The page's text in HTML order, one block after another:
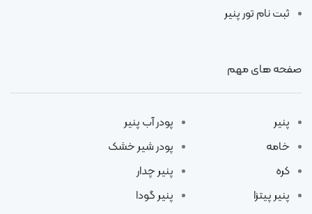
ثبت نام تور پنیر
صفحه های مهم
پنیر
خامه
کره
پنیر پیتزا
پودر آب پنیر
پودر شیر خشک
پنیر چدار
پنیر گودا